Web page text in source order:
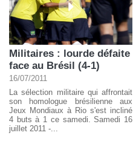
Militaires : lourde défaite
face au Brésil (4-1)
16/07/2011
La sélection militaire qui affrontait
son homologue brésilienne aux
Jeux Mondiaux à Rio s'est incliné
4 buts à 1 ce samedi. Samedi 16
juillet 2011 -...